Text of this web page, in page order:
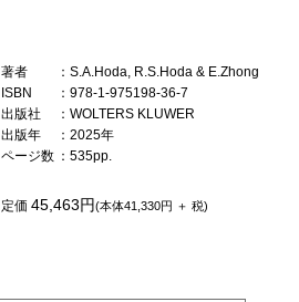
著者
：S.A.Hoda, R.S.Hoda & E.Zhong
ISBN
：978-1-975198-36-7
出版社
：WOLTERS KLUWER
出版年
：2025年
ページ数 ：535pp.
定価45,463円(本体41,330円 ＋ 税)